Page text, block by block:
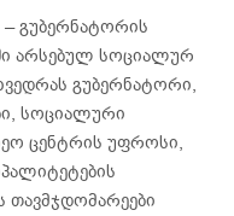
– გუბერნატორის
არსებულ სოციალურ
გუბერნატორი,
სოციალური
ცენტრის უფროსი,